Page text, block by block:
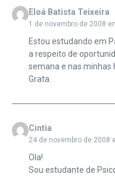
Eloá Batista Teixeira
1 de novembro de 2008
Estou estudando em
a respeito de
semana e nas minhas
Grata.
Cintia
24 de novembro de 2008
Ola!
Sou estudante de